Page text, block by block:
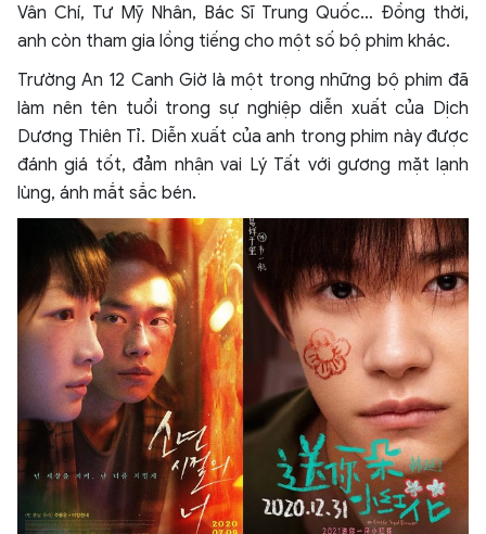
Vân Chí, Tư Mỹ Nhân, Bác Sĩ Trung Quốc… Đồng thời,
anh còn tham gia lồng tiếng cho một số bộ phim khác.
Trường An 12 Canh Giờ là một trong những bộ phim đã
làm nên tên tuổi trong sự nghiệp diễn xuất của Dịch
Dương Thiên Tỉ. Diễn xuất của anh trong phim này được
đánh giá tốt, đảm nhận vai Lý Tất với gương mặt lạnh
lùng, ánh mắt sắc bén.